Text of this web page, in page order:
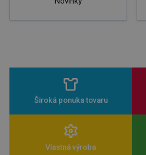
Široká ponuka tovaru
Vlastná výroba